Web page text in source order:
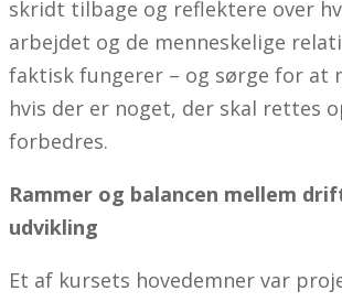
skridt tilbage og reflektere over
arbejdet og de menneskelige
faktisk fungerer – og sørge for at
hvis der er noget, der skal rettes
forbedres.
Rammer og balancen mellem
udvikling
Et af kursets hovedemner var